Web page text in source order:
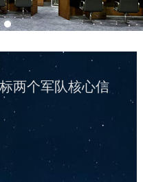
两个军队核心信
成功试运行